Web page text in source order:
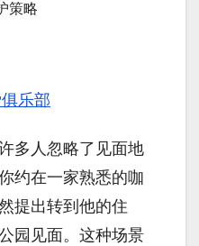
策略
乐部
多人忽略了见面地
约在一家熟悉的咖
提出转到他的住
园见面。这种场景